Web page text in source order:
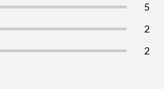
5
2
2